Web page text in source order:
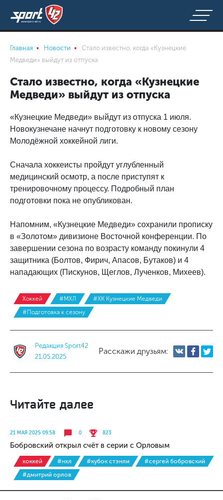
Главная Новости
Стало известно, когда «Кузнецкие
Медведи» выйдут из отпуска
Стало известно, когда «Кузнецкие
Медведи» выйдут из отпуска
«Кузнецкие Медведи» выйдут из отпуска 1 июля.
Новокузнечане начнут подготовку к новому сезону
Молодёжной хоккейной лиги.
Сначала хоккеисты пройдут углубленный
медицинский осмотр, а после приступят к
тренировочному процессу. Подробный план
подготовки пока не опубликован.
Напомним, «Кузнецкие Медведи» сохранили прописку
в «Золотом» дивизионе Восточной конференции. По
завершении сезона по возрасту команду покинули 4
защитника (Болтов, Фирич, Апасов, Бутаков) и 4
нападающих (Пискунов, Щеглов, Лученков, Михеев).
Хоккей #МХЛ
#ХК Кузнецкие Медведи
#Подготовка к сезону
Редакция Sport42
21.05.2025
Расскажи друзьям:
Читайте далее
21 МАЯ 2025 09:58 0 823
Бобровский открыл счёт в серии с Орловым
хоккей #нхл #кубок стэнли
#сергей бобровский
#дмитрий орлов